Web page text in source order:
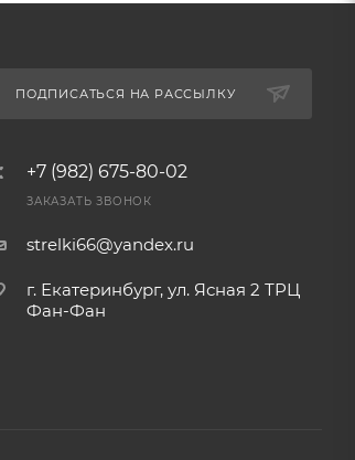
ПОДПИСАТЬСЯ НА РАССЫЛКУ
+7 (982) 675-80-02
ЗАКАЗАТЬ ЗВОНОК
strelki66@yandex.ru
г. Екатеринбург, ул. Ясная 2 ТРЦ
Фан-Фан